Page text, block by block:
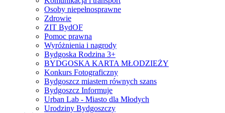
Osoby niepełnosprawne
Zdrowie
ZIT BydOF
Pomoc prawna
Wyróżnienia i nagrody
Bydgoska Rodzina 3+
BYDGOSKA KARTA MŁODZIEŻY
Konkurs Fotograficzny
Bydgoszcz miastem równych szans
Bydgoszcz Informuje
Urban Lab - Miasto dla Młodych
Urodziny Bydgoszczy